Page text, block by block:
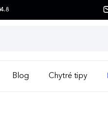
4.8
Blog Chytré tipy